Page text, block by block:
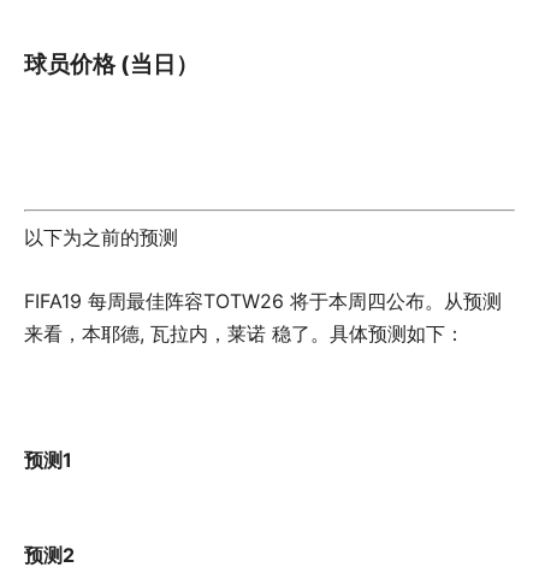
球员价格 (当日）
以下为之前的预测
FIFA19 每周最佳阵容TOTW26 将于本周四公布。从预测
来看，本耶德, 瓦拉内，莱诺 稳了。具体预测如下：
预测1
预测2